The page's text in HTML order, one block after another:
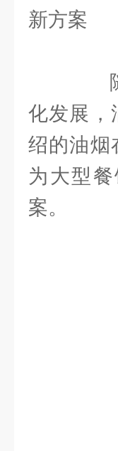
新方案
随
化发展，
绍的油烟
为大型
案。